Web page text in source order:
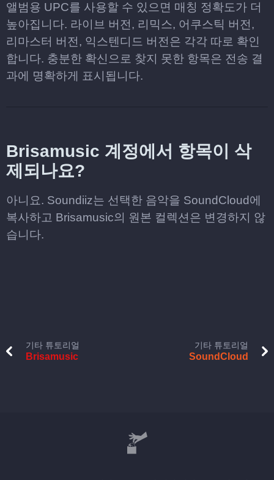
앨범용 UPC를 사용할 수 있으면 매칭 정확도가 더
높아집니다. 라이브 버전, 리믹스, 어쿠스틱 버전,
리마스터 버전, 익스텐디드 버전은 각각 따로 확인
합니다. 충분한 확신으로 찾지 못한 항목은 전송 결
과에 명확하게 표시됩니다.
Brisamusic 계정에서 항목이 삭
제되나요?
아니요. Soundiiz는 선택한 음악을 SoundCloud에
복사하고 Brisamusic의 원본 컬렉션은 변경하지 않
습니다.
기타 튜토리얼
Brisamusic
기타 튜토리얼
SoundCloud